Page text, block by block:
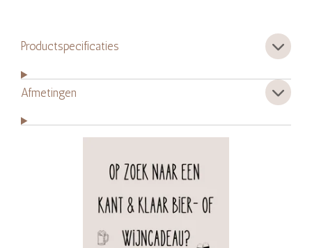
Productspecificaties
Afmetingen